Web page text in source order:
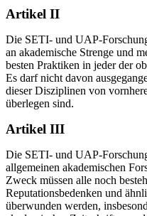
Artikel II
Die SETI- und UAP-
an akademische Strenge und
besten Praktiken in jeder der
Es darf nicht davon
dieser Disziplinen von
überlegen sind.
Artikel III
Die SETI- und UAP-
allgemeinen akademischen
Zweck müssen alle noch
Reputationsbedenken und
überwunden werden,